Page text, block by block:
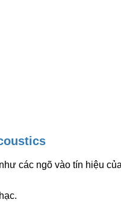
các ngõ vào tín hiệu